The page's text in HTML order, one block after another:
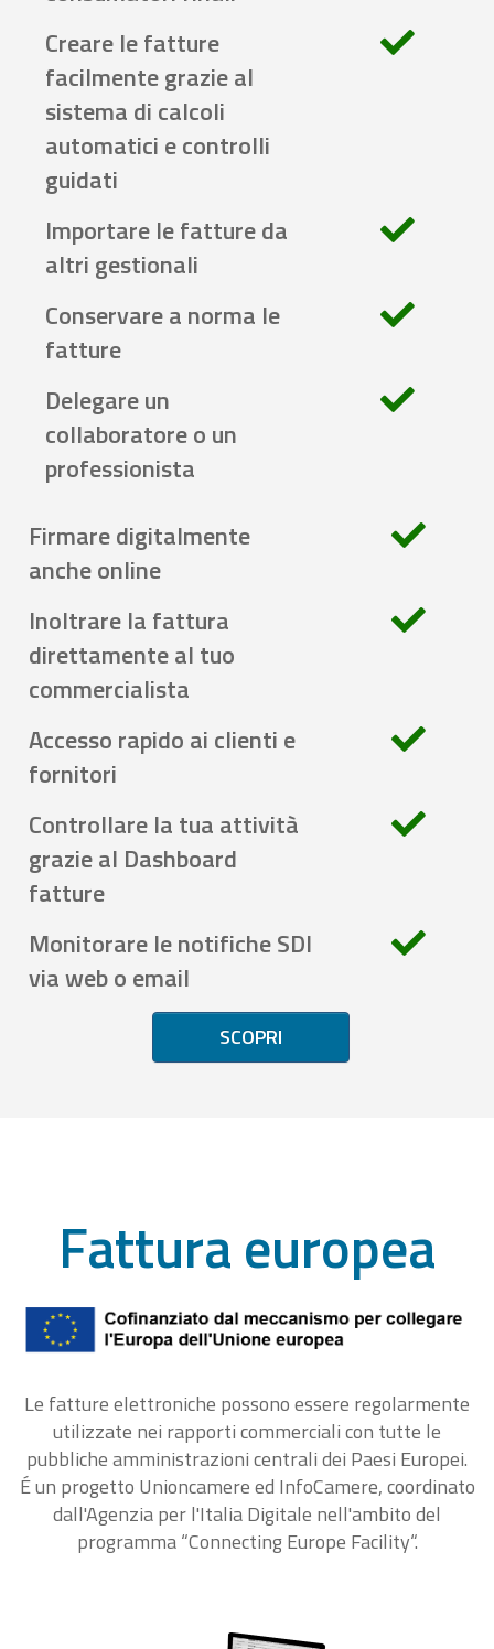
Creare le fatture
facilmente grazie al
sistema di calcoli
automatici e controlli
guidati
Importare le fatture da
altri gestionali
Conservare a norma le
fatture
Delegare un
collaboratore o un
professionista
Firmare digitalmente
anche online
Inoltrare la fattura
direttamente al tuo
commercialista
Accesso rapido ai clienti e
fornitori
Controllare la tua attività
grazie al Dashboard
fatture
Monitorare le notifiche SDI
via web o email
SCOPRI
Fattura europea
Le fatture elettroniche possono essere regolarmente
utilizzate nei rapporti commerciali con tutte le
pubbliche amministrazioni centrali dei Paesi Europei.
É un progetto Unioncamere ed InfoCamere, coordinato
dall'Agenzia per l'Italia Digitale nell'ambito del
programma “Connecting Europe Facility“.